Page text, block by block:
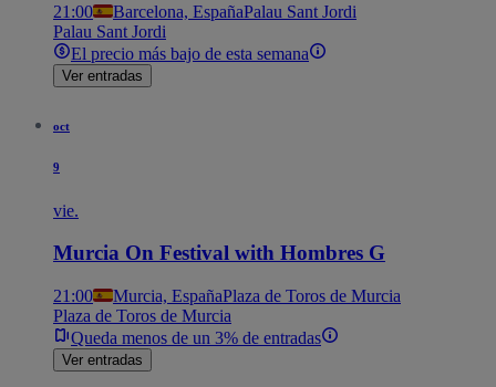
21:00 Barcelona, EspañaPalau Sant Jordi
Palau Sant Jordi
El precio más bajo de esta semana
Ver entradas
oct
9
vie.
Murcia On Festival with Hombres G
21:00 Murcia, EspañaPlaza de Toros de Murcia
Plaza de Toros de Murcia
Queda menos de un 3% de entradas
Ver entradas